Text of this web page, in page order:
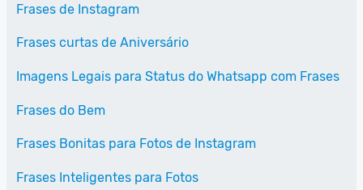
Frases de Instagram
Frases curtas de Aniversário
Imagens Legais para Status do Whatsapp com Frases
Frases do Bem
Frases Bonitas para Fotos de Instagram
Frases Inteligentes para Fotos